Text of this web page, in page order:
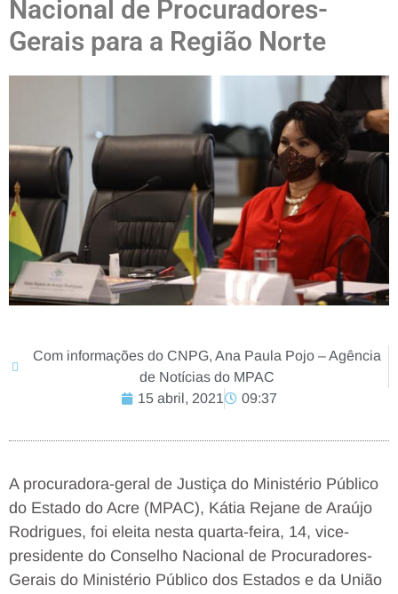
Nacional de Procuradores-
Gerais para a Região Norte
Com informações do CNPG, Ana Paula Pojo – Agência
de Notícias do MPAC
15 abril, 2021
09:37
A procuradora-geral de Justiça do Ministério Público
do Estado do Acre (MPAC), Kátia Rejane de Araújo
Rodrigues, foi eleita nesta quarta-feira, 14, vice-
presidente do Conselho Nacional de Procuradores-
Gerais do Ministério Público dos Estados e da União